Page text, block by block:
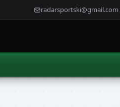
radarsportski@gmail.com